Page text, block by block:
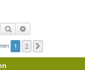
Suche
1 2